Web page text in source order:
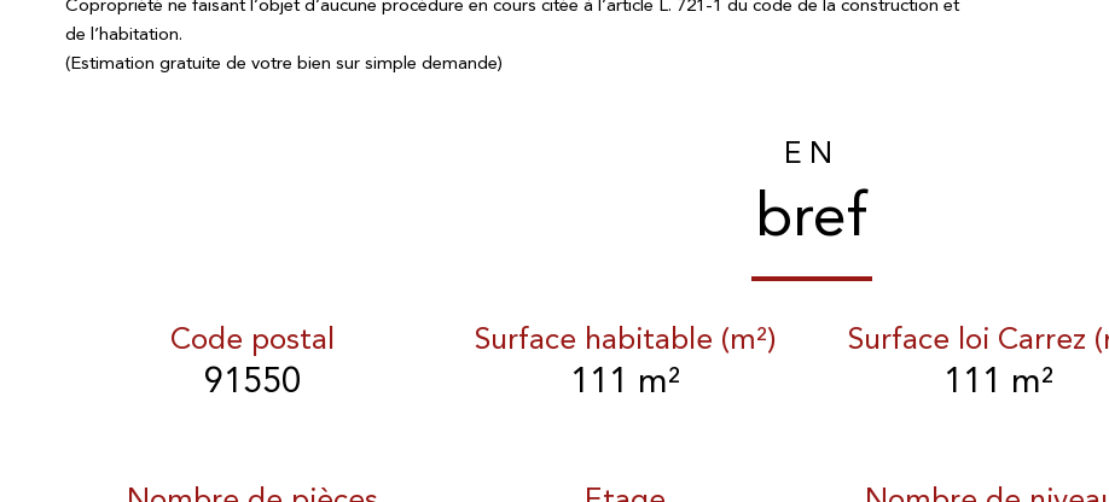
Copropriété ne faisant l’objet d’aucune procédure en cours citée à l’article L. 721-1 du code de la construction et
de l’habitation.
(Estimation gratuite de votre bien sur simple demande)
EN
bref
Code postal
91550
Surface habitable (m²)
111 m²
Surface loi Carrez
111 m²